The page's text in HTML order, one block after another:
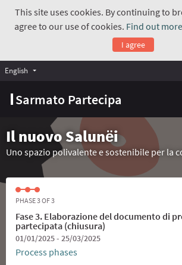
This site uses cookies. By continuing to
agree to our use of cookies. Find out
I agree
Sarmato Partecipa
English Choose language
Il nuovo Salunёi
Uno spazio polivalente e sostenibile per la
PHASE 3 OF 3
Fase 3. Elaborazione del documento di
partecipata (chiusura)
01/01/2025 - 25/03/2025
Process phases